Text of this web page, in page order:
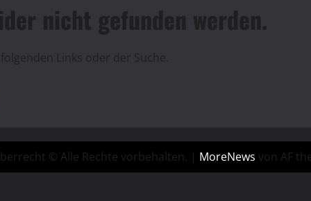
nicht gefunden werden.
Links oder der Suche.
© Alle Rechte vorbehalten. | MoreNews von AF